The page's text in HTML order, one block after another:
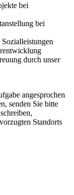
bei
bei
durch unser
angesprochen
senden Sie bitte
Standorts